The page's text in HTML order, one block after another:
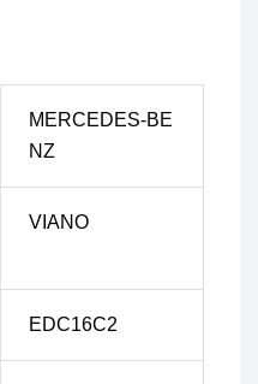
MERCEDES-BE
NZ
VIANO
EDC16C2